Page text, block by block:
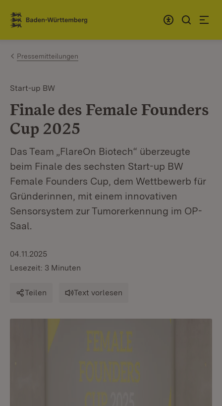
Zum Inhalt springen
Link zur Startseite
Pressemitteilungen
Start-up BW
Finale des Female Founders
Cup 2025
Das Team „FlareOn Biotech“ überzeugte
beim Finale des sechsten Start-up BW
Female Founders Cup, dem Wettbewerb für
Gründerinnen, mit einem innovativen
Sensorsystem zur Tumorerkennung im OP-
Saal.
04.11.2025
Lesezeit: 3 Minuten
Teilen Text vorlesen